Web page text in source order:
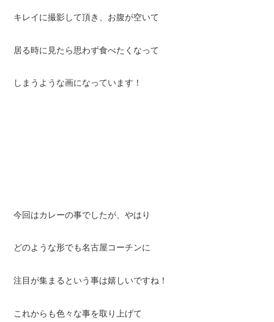
キレイに撮影して頂き、お腹が空いて
居る時に見たら思わず食べたくなって
しまうような画になっています！
今回はカレーの事でしたが、やはり
どのような形でも名古屋コーチンに
注目が集まるという事は嬉しいですね！
これからも色々な事を取り上げて